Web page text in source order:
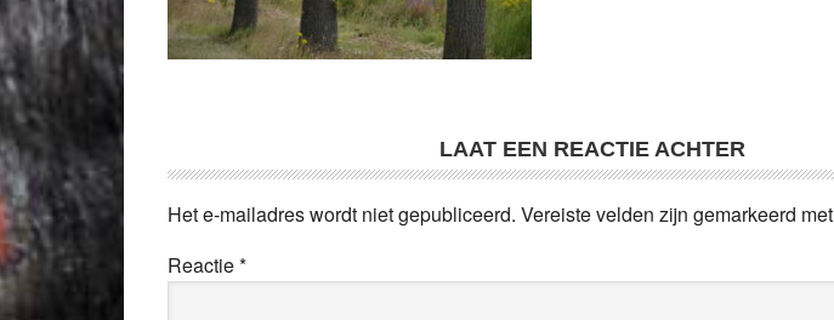
LAAT EEN REACTIE ACHTER
Het e-mailadres wordt niet gepubliceerd. Vereiste velden zijn gemarkeerd met
Reactie*